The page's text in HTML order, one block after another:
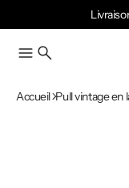
Accueil Pull vintage en